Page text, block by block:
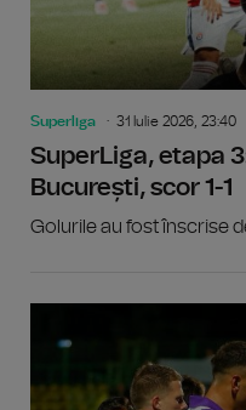
Superliga 31 Iulie 2026, 23:40
SuperLiga, etapa
București, scor 1-1
Golurile au fost înscrise